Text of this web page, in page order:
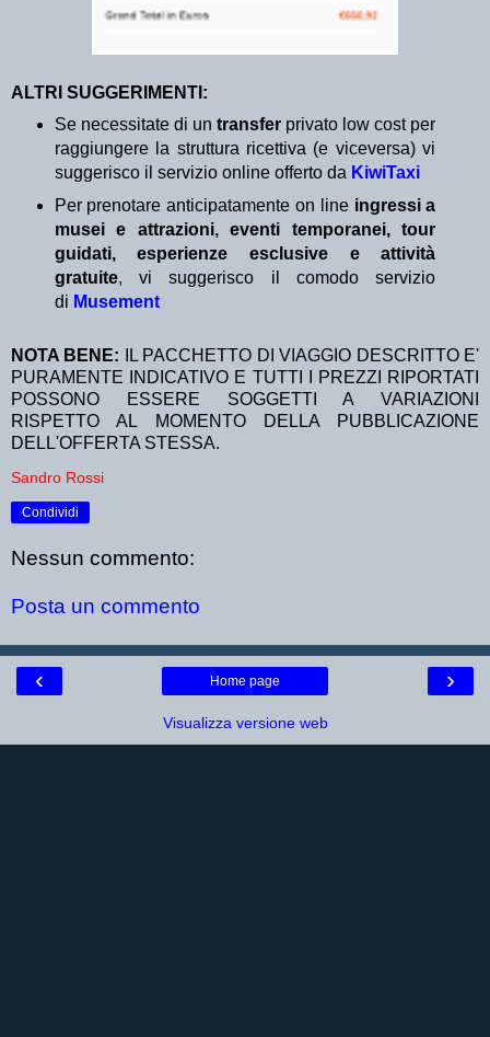
ALTRI SUGGERIMENTI:
Se necessitate di un transfer privato low cost per
raggiungere la struttura ricettiva (e viceversa) vi
suggerisco il servizio online offerto da KiwiTaxi
Per prenotare anticipatamente on line ingressi a
musei e attrazioni, eventi temporanei, tour
guidati, esperienze esclusive e attività
gratuite, vi suggerisco il comodo servizio
di Musement
NOTA BENE:
IL PACCHETTO DI VIAGGIO DESCRITTO E'
PURAMENTE INDICATIVO E TUTTI I PREZZI RIPORTATI
POSSONO ESSERE SOGGETTI A VARIAZIONI
RISPETTO AL MOMENTO DELLA PUBBLICAZIONE
DELL'OFFERTA STESSA.
Sandro Rossi
Condividi
Nessun commento:
Posta un commento
‹ ›
Home page
Visualizza versione web